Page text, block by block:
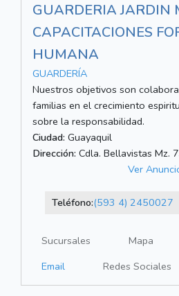
GUARDERIA JARDIN
CAPACITACIONES
HUMANA
GUARDERÍA
Nuestros objetivos son
familias en el crecimiento
sobre la responsabilidad.
Ciudad: Guayaquil
Dirección: Cdla. Bellavistas Mz.
Ver
Teléfono:(593 4) 2450027
Sucursales Mapa
Email
Redes Sociales